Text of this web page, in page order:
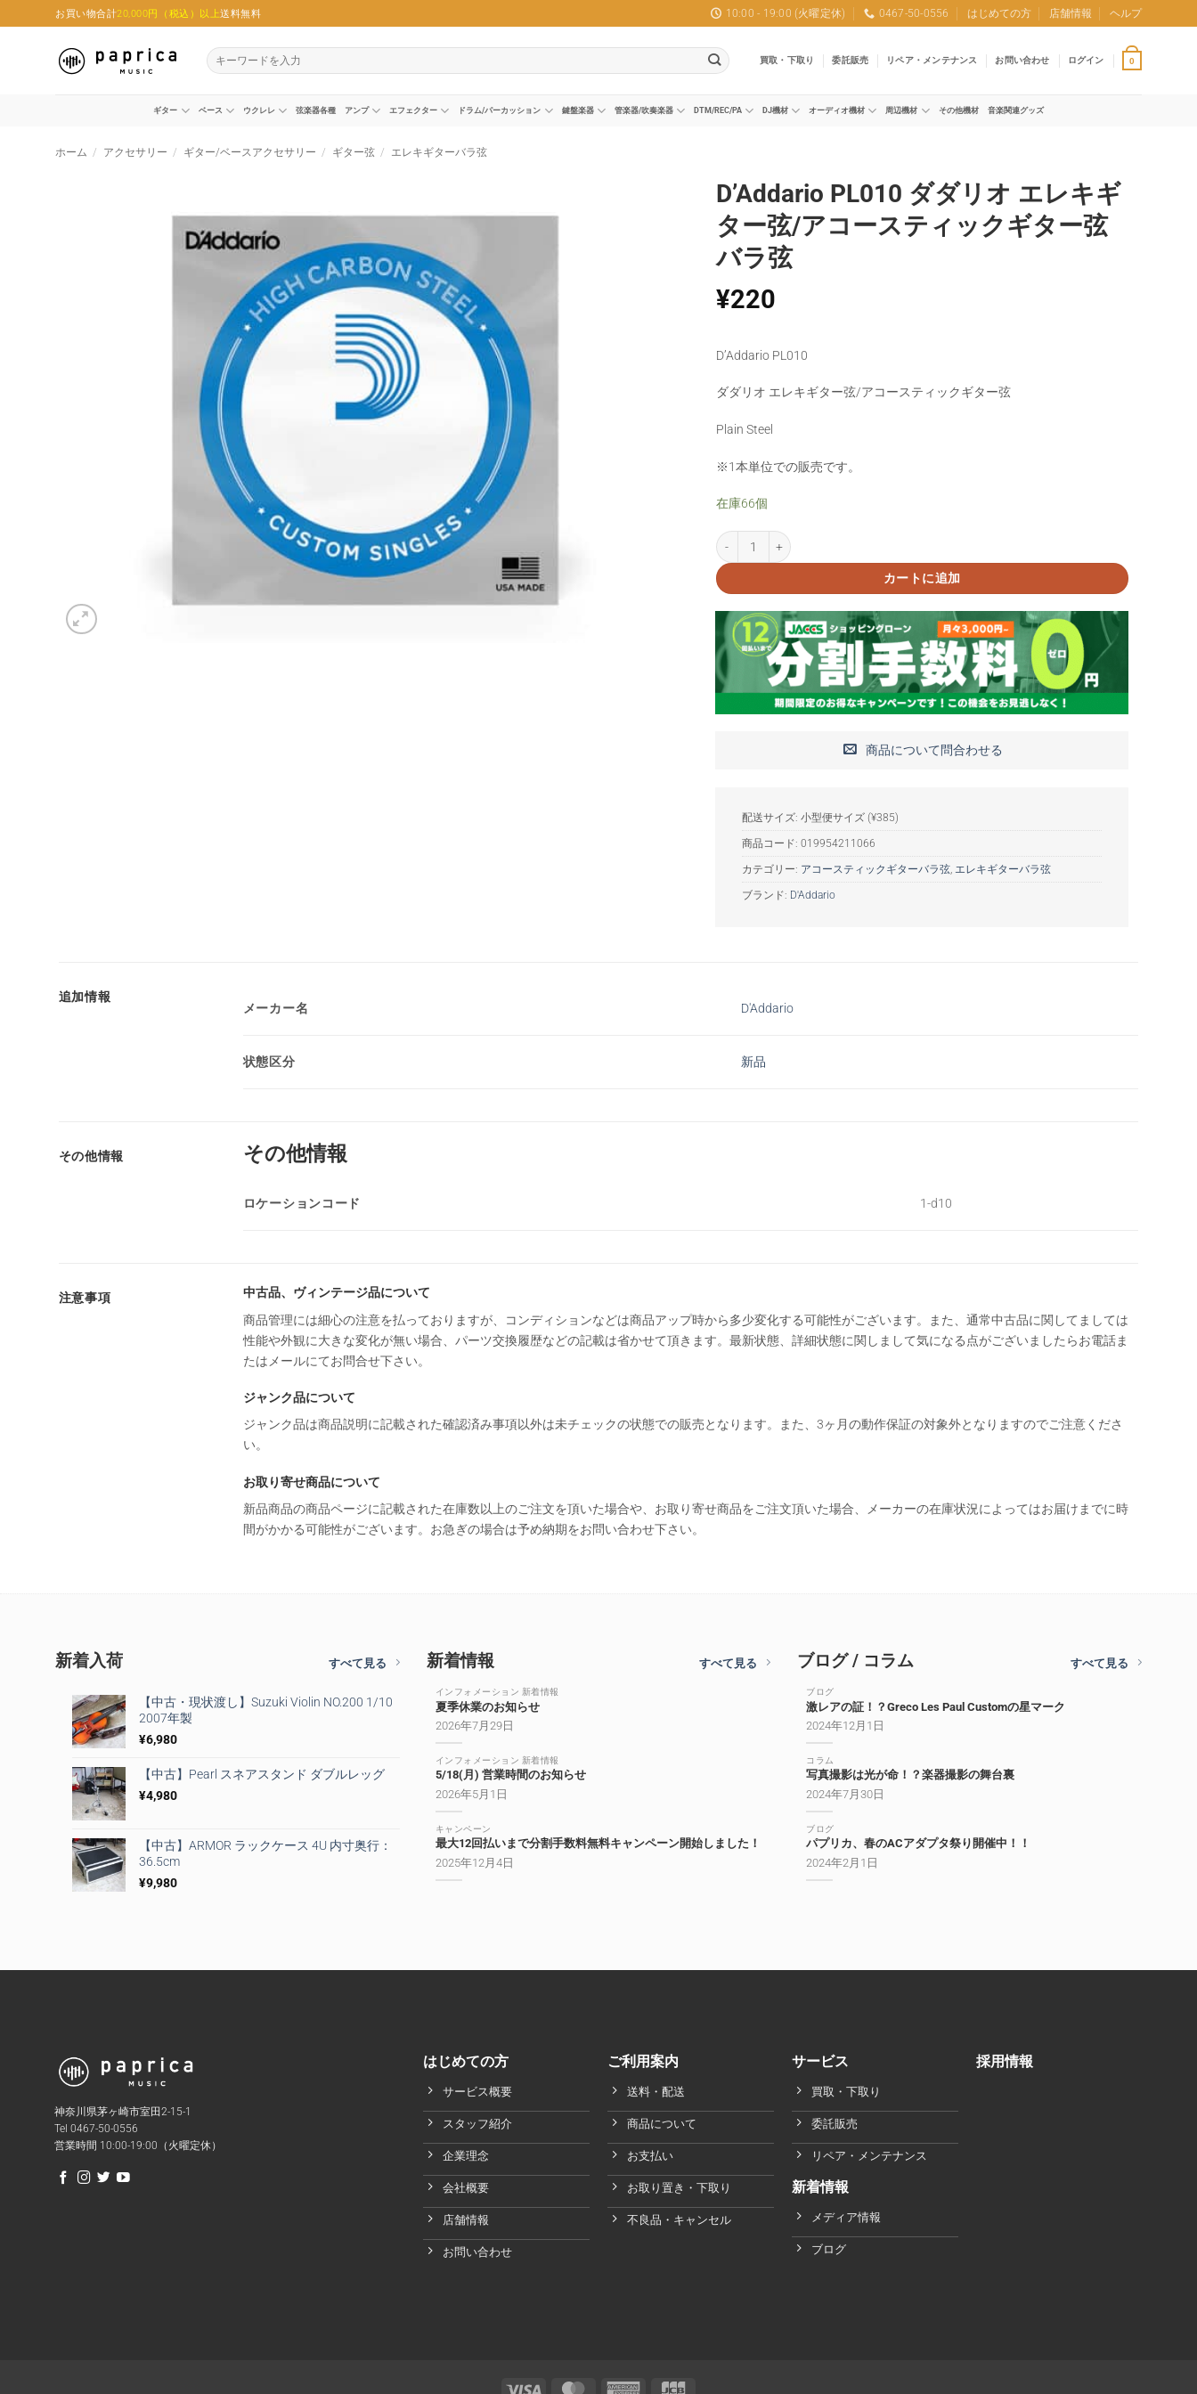
to
お買い物合計20,000円（税込）以上送料無料 10:00 - 19:00 (火曜定休) 0467-50-0556 はじめての方 店舗情報 ヘルプ
検
索
買取・下取り 委託販売 リペア・メンテナンス お問い合わせ ログイン 0
ギター ベース ウクレレ 弦楽器各種 アンプ エフェクター ドラム/パーカッション 鍵盤楽器 管楽器/吹奏楽器 DTM/REC/PA DJ機材 オーディオ機材 周辺機材 その他機材 音楽関連グッズ
ホーム / アクセサリー / ギター/ベースアクセサリー / ギター弦 / エレキギターバラ弦
D’Addario PL010 ダダリオ エレキギ
ター弦/アコースティックギター弦
バラ弦
¥220
D’Addario PL010
ダダリオ エレキギター弦/アコースティックギター弦
Plain Steel
※1本単位での販売です。
在庫66個
D'Addario PL010 ダダリオ エレキギター弦/アコースティックギター弦 バラ弦個
カートに追加
商品について問合わせる
配送サイズ: 小型便サイズ (¥385)
商品コード:019954211066
カテゴリー: アコースティックギターバラ弦, エレキギターバラ弦
ブランド: D'Addario
追加情報
メーカー名 D'Addario
状態区分 新品
その他情報 その他情報
ロケーションコード 1-d10
注意事項
中古品、ヴィンテージ品について
商品管理には細心の注意を払っておりますが、コンディションなどは商品アップ時から多少変化する可能性がございます。また、通常中古品に関してましては
性能や外観に大きな変化が無い場合、パーツ交換履歴などの記載は省かせて頂きます。最新状態、詳細状態に関しまして気になる点がございましたらお電話ま
たはメールにてお問合せ下さい。
ジャンク品について
ジャンク品は商品説明に記載された確認済み事項以外は未チェックの状態での販売となります。また、3ヶ月の動作保証の対象外となりますのでご注意くださ
い。
お取り寄せ商品について
新品商品の商品ページに記載された在庫数以上のご注文を頂いた場合や、お取り寄せ商品をご注文頂いた場合、メーカーの在庫状況によってはお届けまでに時
間がかかる可能性がございます。お急ぎの場合は予め納期をお問い合わせ下さい。
新着入荷 すべて見る
【中古・現状渡し】Suzuki Violin NO.200 1/10
2007年製
¥6,980
【中古】Pearl スネアスタンド ダブルレッグ
¥4,980
【中古】ARMOR ラックケース 4U 内寸奥行：
36.5cm
¥9,980
新着情報 すべて見る
インフォメーション 新着情報
夏季休業のお知らせ
2026年7月29日
インフォメーション 新着情報
5/18(月) 営業時間のお知らせ
2026年5月1日
キャンペーン
最大12回払いまで分割手数料無料キャンペーン開始しました！
2025年12月4日
ブログ / コラム すべて見る
ブログ
激レアの証！？Greco Les Paul Customの星マーク
2024年12月1日
コラム
写真撮影は光が命！？楽器撮影の舞台裏
2024年7月30日
ブログ
パプリカ、春のACアダプタ祭り開催中！！
2024年2月1日
神奈川県茅ヶ崎市室田2-15-1
Tel 0467-50-0556
営業時間 10:00-19:00（火曜定休）
はじめての方
サービス概要
スタッフ紹介
企業理念
会社概要
店舗情報
お問い合わせ
ご利用案内
送料・配送
商品について
お支払い
お取り置き・下取り
不良品・キャンセル
サービス
買取・下取り
委託販売
リペア・メンテナンス
新着情報
メディア情報
ブログ
採用情報
Visa MasterCard American